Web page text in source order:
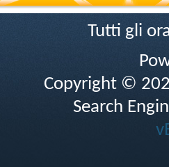
Tutti gli
Copyright ©
Search